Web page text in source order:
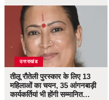
उत्तराखंड
तीलू रौतेली पुरस्कार के लिए 13
महिलाओं का चयन, 35 आंगनबाड़ी
कार्यकर्तियां भी होंगी सम्मानित…